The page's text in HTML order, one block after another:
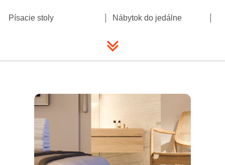
Písacie stoly Nábytok do jedálne
Detský nábytok
Kuchynský nábytok Nábytok do obývacej izby
Ostatný nábytok
Terasový nábytok Tabuľky